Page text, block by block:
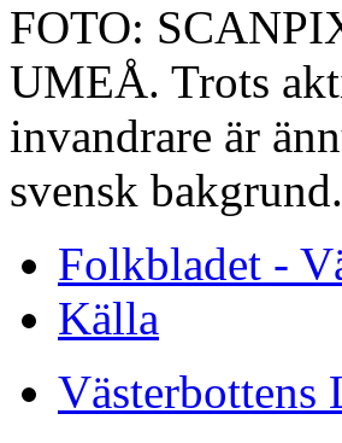
FOTO:
UMEÅ. Trots
invandrare är
svensk bakgrund.
Folkbladet -
Källa
Västerbottens